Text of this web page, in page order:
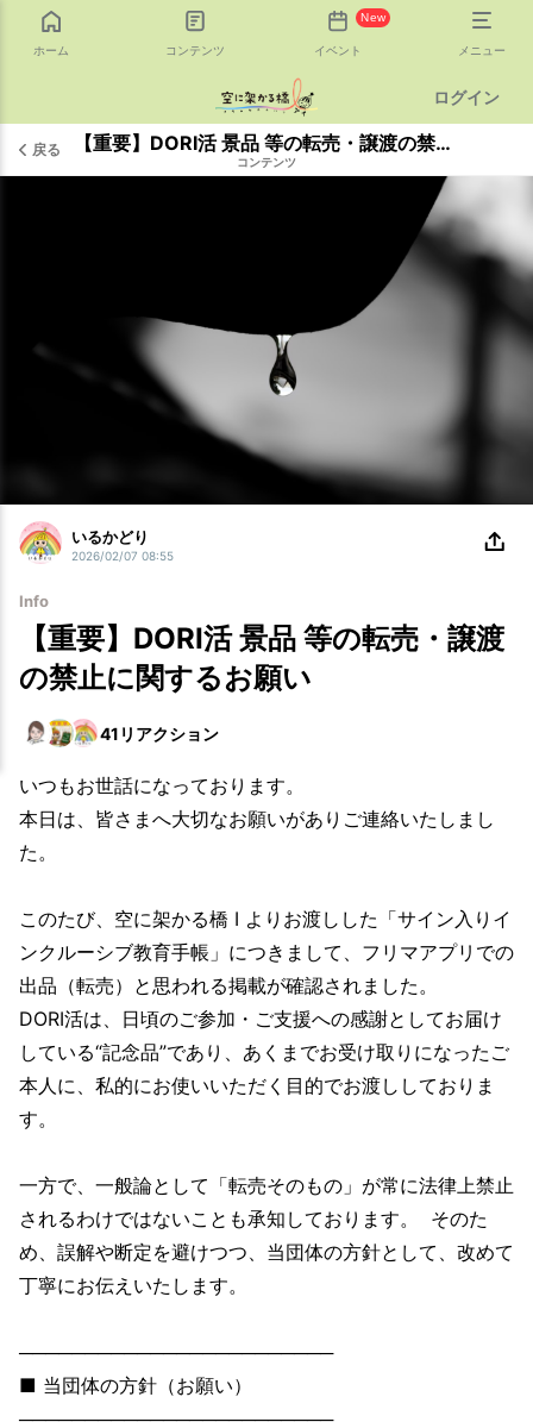
ホーム コンテンツ
New
イベント メニュー
ログイン
戻る 【重要】DORI活 景品 等の転売・譲渡の禁止に関するお願い
コンテンツ
いるかどり
2026/02/07 08:55
Info
【重要】DORI活 景品 等の転売・譲渡
の禁止に関するお願い
41 リアクション
いつもお世話になっております。
本日は、皆さまへ大切なお願いがありご連絡いたしまし
た。
このたび、空に架かる橋 I よりお渡しした「サイン入りイ
ンクルーシブ教育手帳」につきまして、フリマアプリでの
出品（転売）と思われる掲載が確認されました。
DORI活は、日頃のご参加・ご支援への感謝としてお届け
している“記念品”であり、あくまでお受け取りになったご
本人に、私的にお使いいただく目的でお渡ししておりま
す。
一方で、一般論として「転売そのもの」が常に法律上禁止
されるわけではないことも承知しております。 そのた
め、誤解や断定を避けつつ、当団体の方針として、改めて
丁寧にお伝えいたします。
────────────────────────
■ 当団体の方針（お願い）